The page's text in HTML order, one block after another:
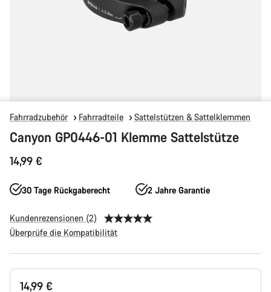
Fahrradzubehör Fahrradteile Sattelstützen & Sattelklemmen
Canyon GP0446-01 Klemme Sattelstütze
14,99 €
30 Tage Rückgaberecht 2 Jahre Garantie
Kundenrezensionen (2)
Überprüfe die Kompatibilität
Produktkonfiguration
14,99 €